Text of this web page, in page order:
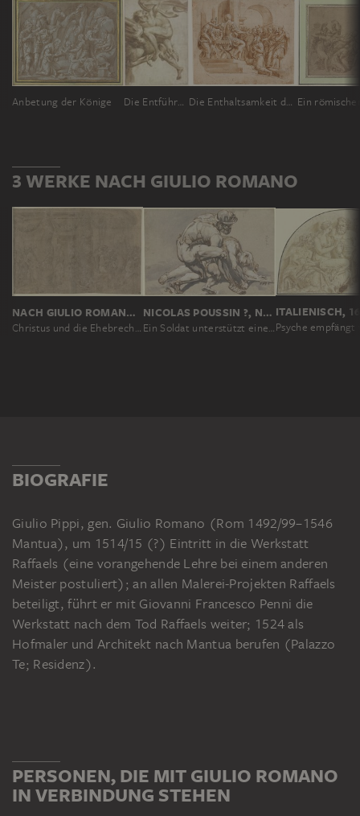
Anbetung der Könige Die Entführung des Ganymed Die Enthaltsamkeit des Scipio
3 WERKE NACH GIULIO ROMANO
NACH GIULIO ROMANO, DIANA SCULTORI
Christus und die Ehebrecherin
NICOLAS POUSSIN ?, NACH RAFFAEL, NACH GIULIO ROMANO
Ein Soldat unterstützt einen Sterbenden
BIOGRAFIE
Giulio Pippi, gen. Giulio Romano (Rom 1492/99–1546
Mantua), um 1514/15 (?) Eintritt in die Werkstatt
Raffaels (eine vorangehende Lehre bei einem anderen
Meister postuliert); an allen Malerei-Projekten Raffaels
beteiligt, führt er mit Giovanni Francesco Penni die
Werkstatt nach dem Tod Raffaels weiter; 1524 als
Hofmaler und Architekt nach Mantua berufen (Palazzo
Te; Residenz).
PERSONEN, DIE MIT GIULIO ROMANO
IN VERBINDUNG STEHEN